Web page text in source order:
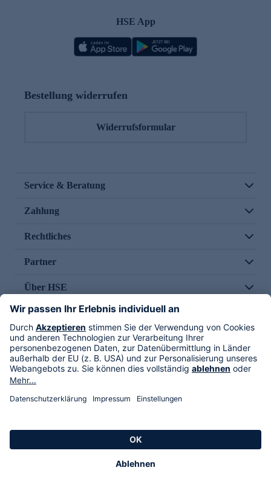
HSE App
Bestellung widerrufen
Widerrufsformular
Service & Beratung
Zahlung
Rechtliches
Partner
Über HSE
Im TV
HSE International